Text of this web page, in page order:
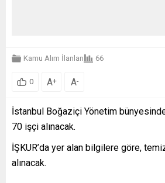
Kamu Alım İlanları 66
0 A+ A-
İstanbul Boğaziçi Yönetim
70 işçi alınacak.
İŞKUR’da yer alan bilgilere göre,
alınacak.